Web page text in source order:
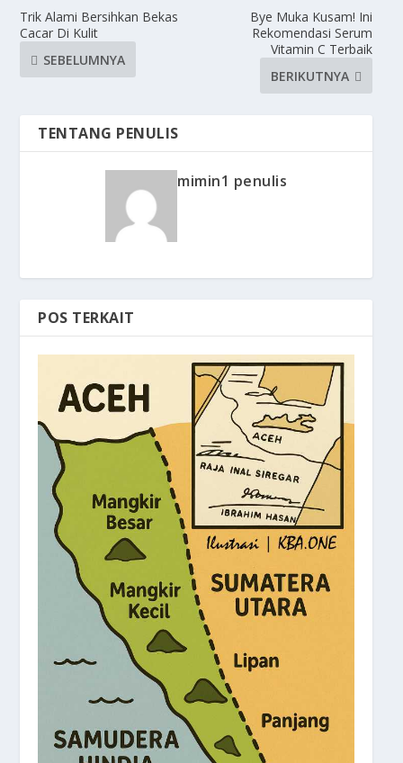
Trik Alami Bersihkan Bekas
Cacar Di Kulit
SEBELUMNYA
Bye Muka Kusam! Ini
Rekomendasi Serum
Vitamin C Terbaik
BERIKUTNYA
TENTANG PENULIS
mimin1 penulis
POS TERKAIT